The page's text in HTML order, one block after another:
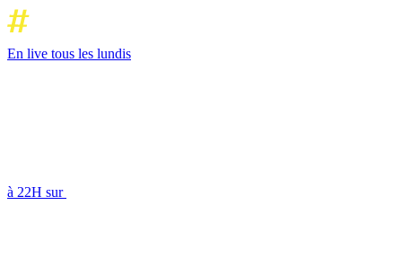
En live tous les lundis
à 22H sur